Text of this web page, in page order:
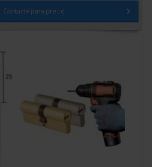
Contacte para precio